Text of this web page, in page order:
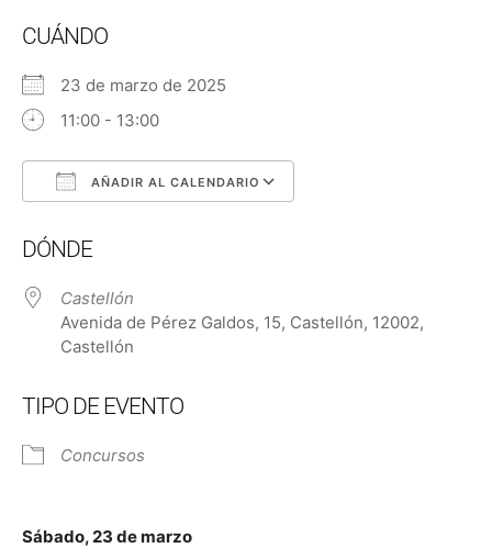
CUÁNDO
23 de marzo de 2025
11:00 - 13:00
AÑADIR AL CALENDARIO
DÓNDE
Castellón
Avenida de Pérez Galdos, 15, Castellón, 12002,
Castellón
TIPO DE EVENTO
Concursos
Sábado, 23 de marzo